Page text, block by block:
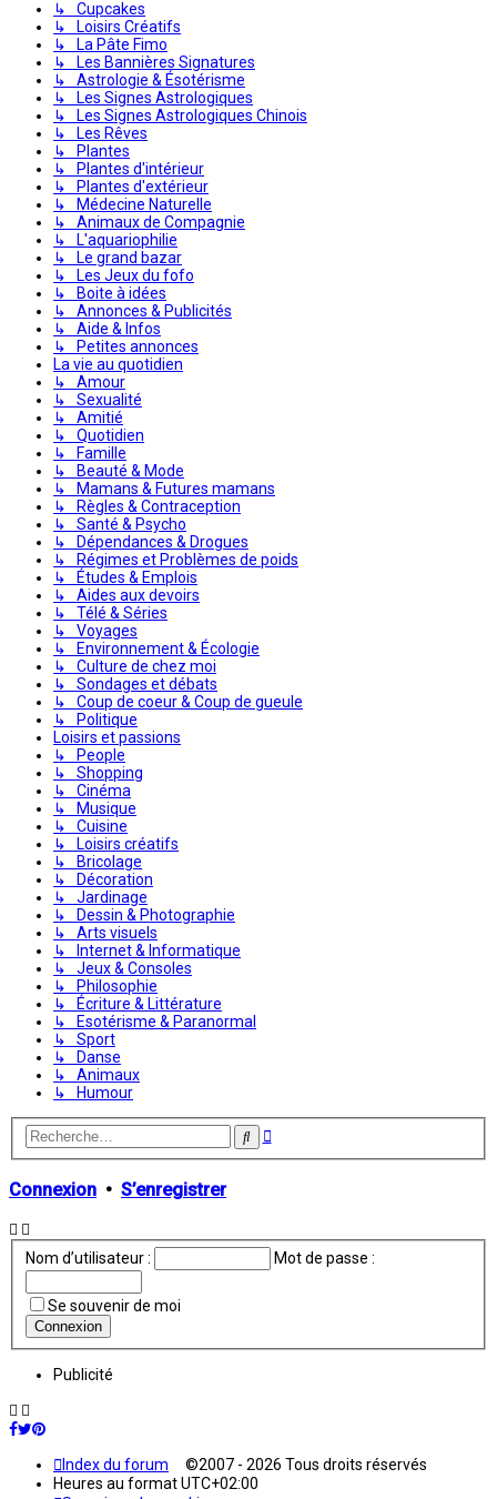
↳ Cupcakes
↳ Loisirs Créatifs
↳ La Pâte Fimo
↳ Les Bannières Signatures
↳ Astrologie & Ésotérisme
↳ Les Signes Astrologiques
↳ Les Signes Astrologiques Chinois
↳ Les Rêves
↳ Plantes
↳ Plantes d'intérieur
↳ Plantes d'extérieur
↳ Médecine Naturelle
↳ Animaux de Compagnie
↳ L'aquariophilie
↳ Le grand bazar
↳ Les Jeux du fofo
↳ Boite à idées
↳ Annonces & Publicités
↳ Aide & Infos
↳ Petites annonces
La vie au quotidien
↳ Amour
↳ Sexualité
↳ Amitié
↳ Quotidien
↳ Famille
↳ Beauté & Mode
↳ Mamans & Futures mamans
↳ Règles & Contraception
↳ Santé & Psycho
↳ Dépendances & Drogues
↳ Régimes et Problèmes de poids
↳ Études & Emplois
↳ Aides aux devoirs
↳ Télé & Séries
↳ Voyages
↳ Environnement & Écologie
↳ Culture de chez moi
↳ Sondages et débats
↳ Coup de coeur & Coup de gueule
↳ Politique
Loisirs et passions
↳ People
↳ Shopping
↳ Cinéma
↳ Musique
↳ Cuisine
↳ Loisirs créatifs
↳ Bricolage
↳ Décoration
↳ Jardinage
↳ Dessin & Photographie
↳ Arts visuels
↳ Internet & Informatique
↳ Jeux & Consoles
↳ Philosophie
↳ Écriture & Littérature
↳ Esotérisme & Paranormal
↳ Sport
↳ Danse
↳ Animaux
↳ Humour
Rechercher
Recherche
Connexion • S’enregistrer
Nom d’utilisateur : Mot de passe :
Se souvenir de moi
Publicité
Index du forum ©2007 - 2026 Tous droits réservés
Heures au formatUTC+02:00